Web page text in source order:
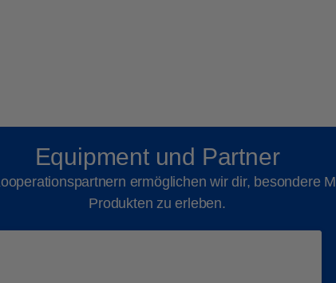
Equipment und Partner
ermöglichen wir dir, besondere
Produkten zu erleben.